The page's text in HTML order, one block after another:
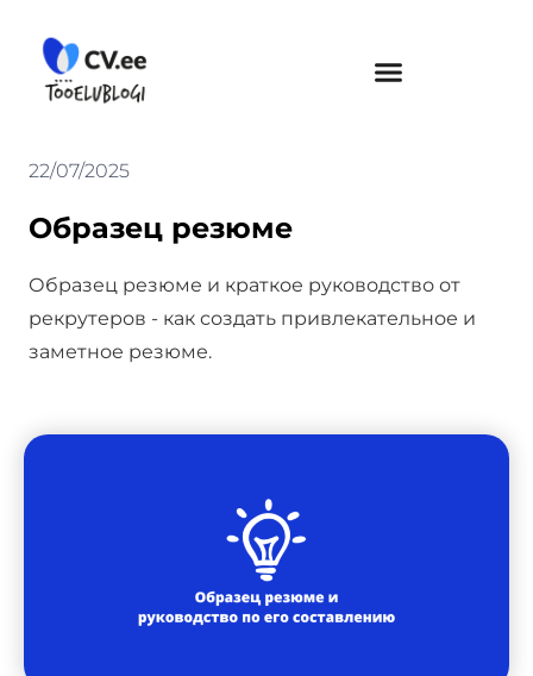
content
22/07/2025
Образец резюме
Образец резюме и краткое руководство от
рекрутеров - как создать привлекательное и
заметное резюме.